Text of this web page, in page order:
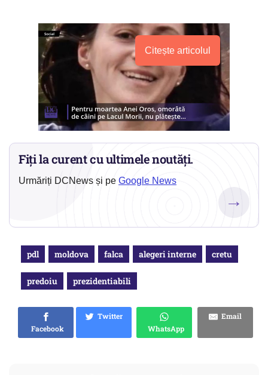
Citește articolul
Fiți la curent cu ultimele noutăți.
Urmăriți DCNews și pe Google News
→
pdl moldova falca alegeri interne cretu
predoiu prezidentiabili
Facebook
Twitter
WhatsApp
Email